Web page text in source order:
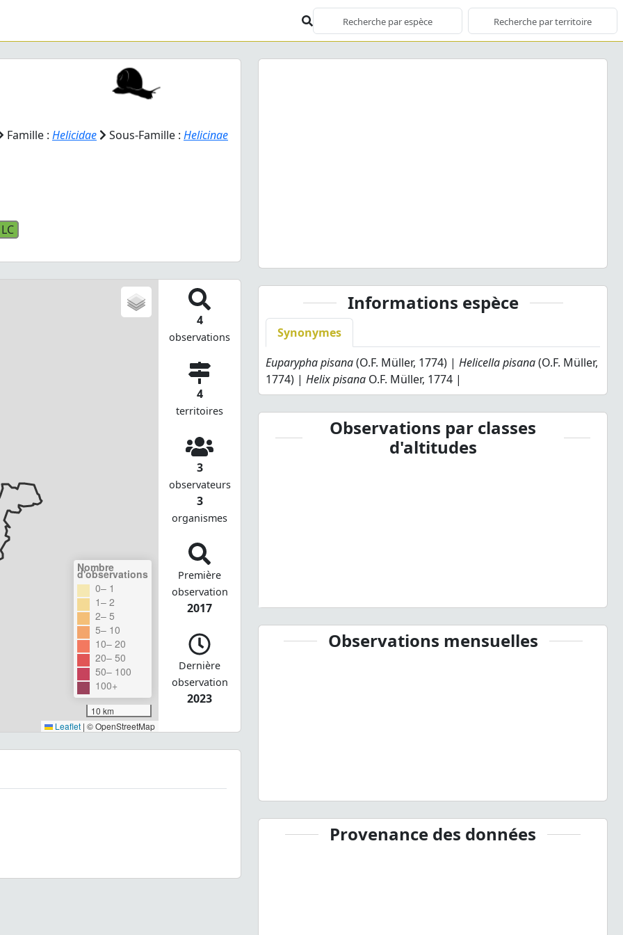
Famille : Helicidae Sous-Famille : Helicinae
LC
Nombre
d'observations
0– 1
1– 2
2– 5
5– 10
10– 20
20– 50
50– 100
100+
10 km
Leaflet | © OpenStreetMap
4
observations
4
territoires
3
observateurs
3
organismes
Première
observation
2017
Dernière
observation
2023
Informations espèce
Synonymes
Euparypha pisana(O.F. Müller, 1774) |Helicella pisana(O.F. Müller,
1774) |Helix pisana O.F. Müller, 1774 |
Observations par classes
d'altitudes
Observations mensuelles
Provenance des données